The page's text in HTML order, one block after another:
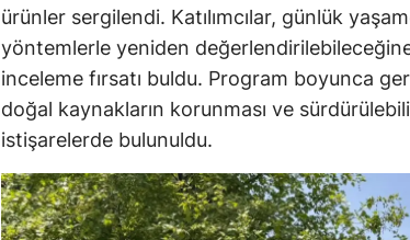
ürünler sergilendi. Katılımcılar, günlük
yöntemlerle yeniden
inceleme fırsatı buldu. Program boyunca
doğal kaynakların korunması ve
istişarelerde bulunuldu.